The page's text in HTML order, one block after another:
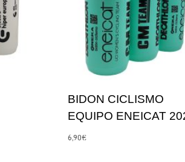
BIDON CICLISMO
EQUIPO ENEICAT
6,90€